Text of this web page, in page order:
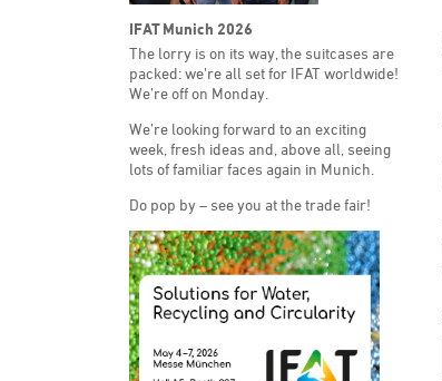
IFAT Munich 2026
The lorry is on its way, the suitcases are
packed: we’re all set for IFAT worldwide!
We’re off on Monday.
We’re looking forward to an exciting
week, fresh ideas and, above all, seeing
lots of familiar faces again in Munich.
Do pop by – see you at the trade fair!